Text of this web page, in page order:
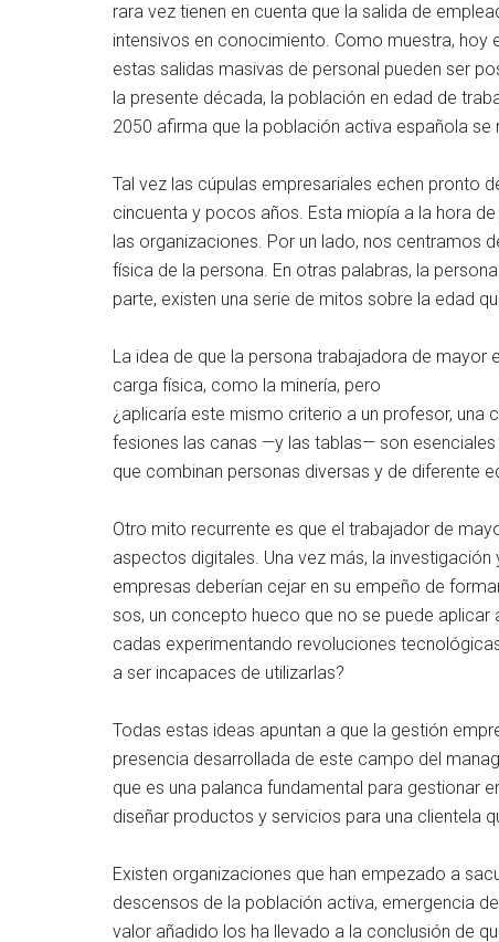
rara vez tienen en cuenta que la salida de
intensivos en conocimiento. Como muestra,
estas salidas masivas de personal pueden ser
la presente década, la población en edad de
2050 afirma que la población activa española se
Tal vez las cúpulas empresariales echen pronto
cincuenta y pocos años. Esta miopía a la hora
las organizaciones. Por un lado, nos centramos
física de la persona. En otras palabras, la
parte, existen una serie de mitos sobre la edad
La idea de que la persona trabajadora de
carga física, como la minería, pero
¿aplicaría este mismo criterio a un profesor, una
fesiones las canas —y las tablas— son
que combinan personas diversas y de diferente
Otro mito recurrente es que el trabajador de
aspectos digitales. Una vez más, la
empresas deberían cejar en su empeño de
sos, un concepto hueco que no se puede
cadas experimentando revoluciones
a ser incapaces de utilizarlas?
Todas estas ideas apuntan a que la gestión
presencia desarrollada de este campo del
que es una palanca fundamental para gestionar
diseñar productos y servicios para una clientela
Existen organizaciones que han empezado a
descensos de la población activa, emergencia
valor añadido los ha llevado a la conclusión de